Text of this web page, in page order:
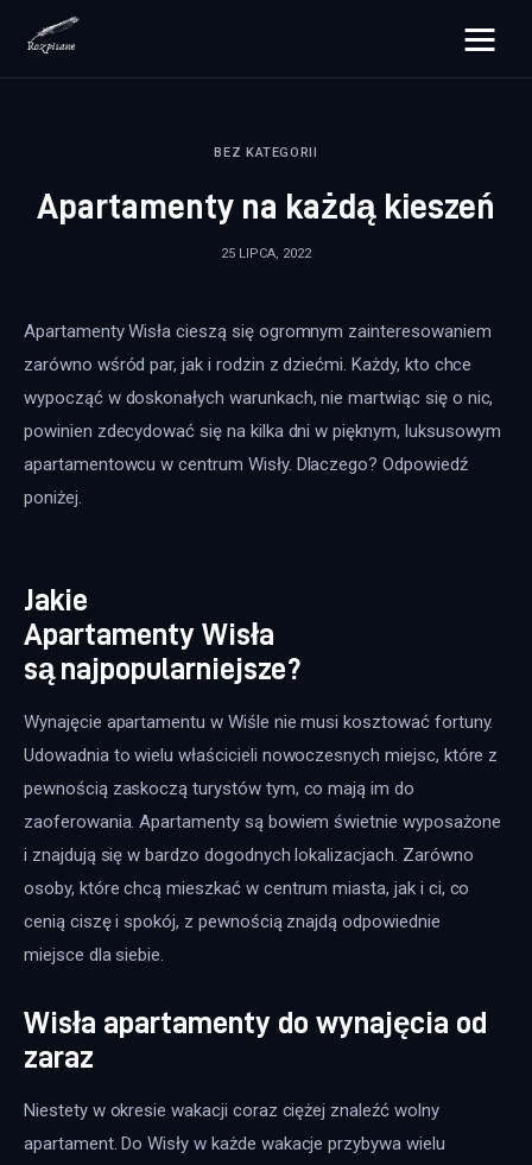
rozpisane.pl
Zdrowie
Dom i ogród
Więcej
BEZ KATEGORII
Apartamenty na każdą kieszeń
25 LIPCA, 2022
Apartamenty Wisła cieszą się ogromnym zainteresowaniem
zarówno wśród par, jak i rodzin z dziećmi. Każdy, kto chce
wypocząć w doskonałych warunkach, nie martwiąc się o nic,
powinien zdecydować się na kilka dni w pięknym, luksusowym
apartamentowcu w centrum Wisły. Dlaczego? Odpowiedź
poniżej.
Jakie
Apartamenty Wisła
są najpopularniejsze?
Wynajęcie apartamentu w Wiśle nie musi kosztować fortuny.
Udowadnia to wielu właścicieli nowoczesnych miejsc, które z
pewnością zaskoczą turystów tym, co mają im do
zaoferowania. Apartamenty są bowiem świetnie wyposażone
i znajdują się w bardzo dogodnych lokalizacjach. Zarówno
osoby, które chcą mieszkać w centrum miasta, jak i ci, co
cenią ciszę i spokój, z pewnością znajdą odpowiednie
miejsce dla siebie.
Wisła apartamenty do wynajęcia od
zaraz
Niestety w okresie wakacji coraz ciężej znaleźć wolny
apartament. Do Wisły w każde wakacje przybywa wielu